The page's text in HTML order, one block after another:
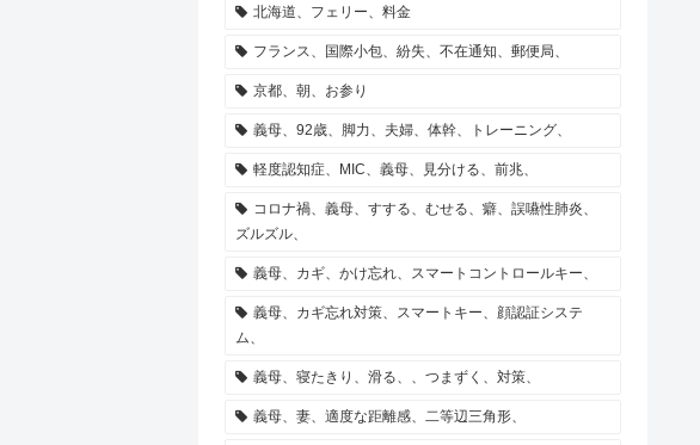
北海道、フェリー、料金
フランス、国際小包、紛失、不在通知、郵便局、
京都、朝、お参り
義母、92歳、脚力、夫婦、体幹、トレーニング、
軽度認知症、MIC、義母、見分ける、前兆、
コロナ禍、義母、すする、むせる、癖、誤嚥性肺炎、
ズルズル、
義母、カギ、かけ忘れ、スマートコントロールキー、
義母、カギ忘れ対策、スマートキー、顔認証システ
ム、
義母、寝たきり、滑る、、つまずく、対策、
義母、妻、適度な距離感、二等辺三角形、